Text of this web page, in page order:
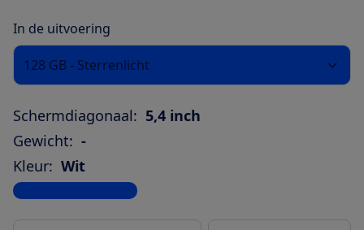
In de uitvoering
128 GB - Sterrenlicht
Schermdiagonaal: 5,4 inch
Gewicht: -
Kleur: Wit
Bekijk alle specificaties